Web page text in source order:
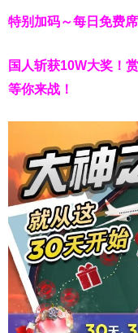
特别加码～每日免费
国人斩获10W大奖！
等你来战！